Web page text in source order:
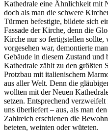
Kathedrale eine Ähnlichkeit mit
doch als man die schwere
Türmen befestigte, bildete sich
Fassade der Kirche, denn die
Kirche nur so fertigstellen sollte,
vorgesehen war, demontierte
Gebäude in diesem Zustand
Kathedrale zählt zu den größten
Protzbau mit italienischem
aus aller Welt. Denn die
wollten mit der Neuen
setzen. Entsprechend
uns überliefert – aus, als man
Zahlreich erschienen die
beteten, weinten oder wüteten.